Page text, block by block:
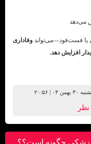
می‌دهد
یا فست‌فود—می‌تواند وفاداری
افزایش دهد.
بهمن ۰۴ | ۲۰:۵۶
چگونه است؟؟